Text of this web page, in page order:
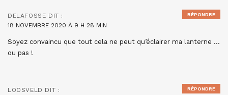
DELAFOSSE DIT :
18 NOVEMBRE 2020 À 9 H 28 MIN
Soyez convaincu que tout cela ne peut qu’éclairer ma lanterne …
ou pas !
RÉPONDRE
LOOSVELD DIT :
RÉPONDRE